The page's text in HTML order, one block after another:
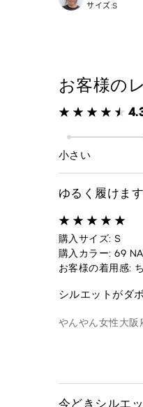
サイズ:S
お客様の
小さい
ゆるく履けます
購入サイズ: S
購入カラー: 69
お客様の着用感:
シルエットがダ
やんやん女性大阪
今どきシルエ